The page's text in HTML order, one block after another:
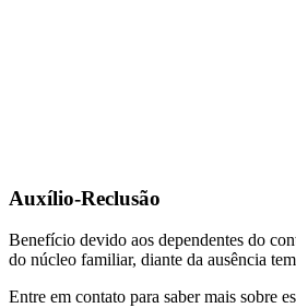
Auxílio-Reclusão
Benefício devido aos dependentes do
do núcleo familiar, diante da ausência
Entre em contato para saber mais sobre